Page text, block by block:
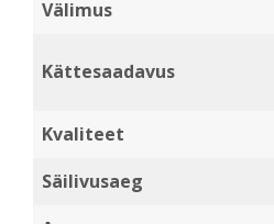
Välimus
Kättesaadavus
Kvaliteet
Säilivusaeg